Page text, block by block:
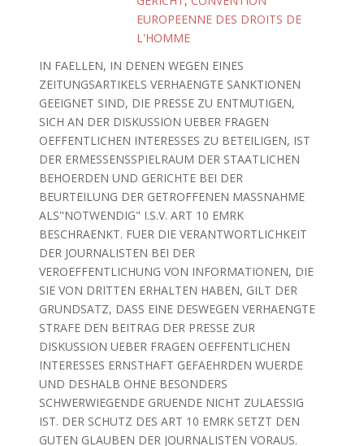
EUROPEENNE DES DROITS DE
L'HOMME
IN FAELLEN, IN DENEN WEGEN EINES
ZEITUNGSARTIKELS VERHAENGTE SANKTIONEN
GEEIGNET SIND, DIE PRESSE ZU ENTMUTIGEN,
SICH AN DER DISKUSSION UEBER FRAGEN
OEFFENTLICHEN INTERESSES ZU BETEILIGEN, IST
DER ERMESSENSSPIELRAUM DER STAATLICHEN
BEHOERDEN UND GERICHTE BEI DER
BEURTEILUNG DER GETROFFENEN MASSNAHME
ALS"NOTWENDIG" I.S.V. ART 10 EMRK
BESCHRAENKT. FUER DIE VERANTWORTLICHKEIT
DER JOURNALISTEN BEI DER
VEROEFFENTLICHUNG VON INFORMATIONEN, DIE
SIE VON DRITTEN ERHALTEN HABEN, GILT DER
GRUNDSATZ, DASS EINE DESWEGEN VERHAENGTE
STRAFE DEN BEITRAG DER PRESSE ZUR
DISKUSSION UEBER FRAGEN OEFFENTLICHEN
INTERESSES ERNSTHAFT GEFAEHRDEN WUERDE
UND DESHALB OHNE BESONDERS
SCHWERWIEGENDE GRUENDE NICHT ZULAESSIG
IST. DER SCHUTZ DES ART 10 EMRK SETZT DEN
GUTEN GLAUBEN DER JOURNALISTEN VORAUS.